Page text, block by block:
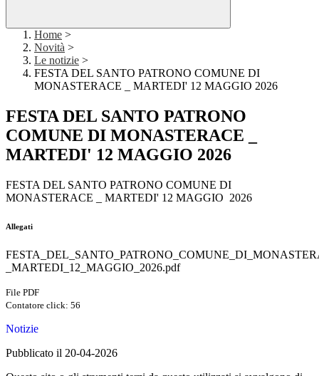
Home >
Novità >
Le notizie >
FESTA DEL SANTO PATRONO COMUNE DI
MONASTERACE _ MARTEDI' 12 MAGGIO 2026
FESTA DEL SANTO PATRONO
COMUNE DI MONASTERACE _
MARTEDI' 12 MAGGIO 2026
FESTA DEL SANTO PATRONO COMUNE DI
MONASTERACE _ MARTEDI' 12 MAGGIO 2026
Allegati
_MARTEDI_12_MAGGIO_2026.pdf
File PDF
Contatore click: 56
Notizie
Pubblicato il 20-04-2026